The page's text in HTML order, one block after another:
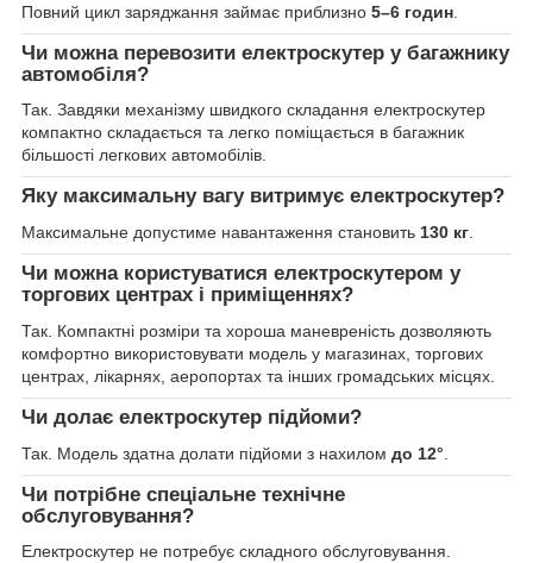
Повний цикл заряджання займає приблизно 5–6 годин
Чи можна перевозити електроскутер у багажнику
автомобіля?
Так. Завдяки механізму швидкого складання електроскутер
компактно складається та легко поміщається в багажник
більшості легкових автомобілів.
Яку максимальну вагу витримує електроскутер?
Максимальне допустиме навантаження становить 130 кг
Чи можна користуватися електроскутером у
торгових центрах і приміщеннях?
Так. Компактні розміри та хороша маневреність дозволяють
комфортно використовувати модель у магазинах, торгових
центрах, лікарнях, аеропортах та інших громадських місцях.
Чи долає електроскутер підйоми?
Так. Модель здатна долати підйоми з нахилом до 12°
Чи потрібне спеціальне технічне
обслуговування?
Електроскутер не потребує складного обслуговування.